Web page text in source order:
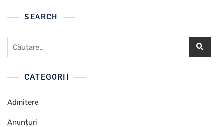
SEARCH
CATEGORII
Admitere
Anunțuri